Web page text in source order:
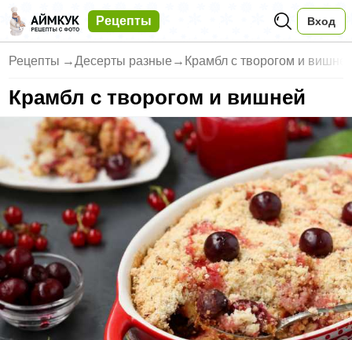
Рецепты Вход
Рецепты →Десерты разные → Крамбл с творогом и
Крамбл с творогом и вишней